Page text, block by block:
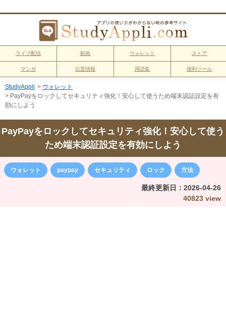
ライブ配信 動画 ウォレット ストア
マンガ 位置情報 用語集 便利ツール
StudyAppli > ウォレット
> PayPayをロックしてセキュリティ強化！安心して使うため端末認証設定を有
効にしよう
PayPayをロックしてセキュリティ強化！安心して使う
ため端末認証設定を有効にしよう
ウォレット paypay セキュリティ ロック 方法
最終更新日： 2026-04-26
40823 view